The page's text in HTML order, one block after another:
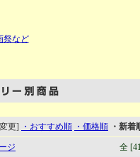
祭など
更] ・おすすめ順 ・価格順 ・新着
ジ 全